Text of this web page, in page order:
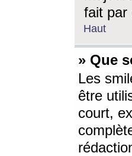
fait par
Haut
» Que
Les
être
court,